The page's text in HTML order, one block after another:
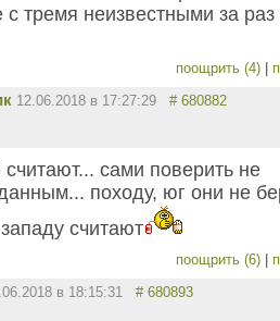
с тремя неизвестными за раз
поощрить (4)
12.06.2018 в 17:27:29 # 680882
считают... сами поверить не
походу, юг они не
считают
поощрить (6)
в 18:15:31 # 680893